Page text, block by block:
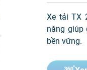
Xe tải TX
năng giúp
bền vững.